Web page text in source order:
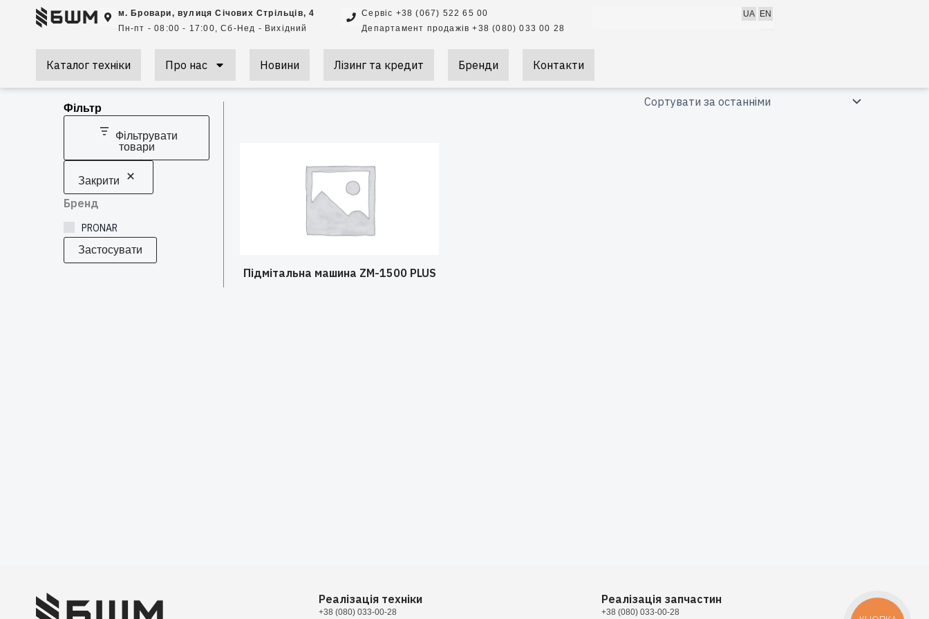
Перейти
м. Бровари, вулиця Січових Стрільців, 4
Пн-пт - 08:00 - 17:00, Сб-Нед - Вихідний
Сервіс +38 (067) 522 65 00
Департамент продажів +38 (080) 033 00 28
UA EN
Каталог техніки Про нас Новини Лізинг та кредит Бренди Контакти
Фільтр
Фільтрувати
товари
Закрити
Бренд
PRONAR
Застосувати
Підмітальна машина ZM-1500 PLUS
Реалізація техніки
+38 (080) 033-00-28
Реалізація запчастин
+38 (080) 033-00-28